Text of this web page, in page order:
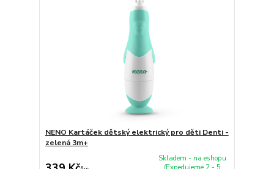
NENO Kartáček dětský elektrický pro děti Denti -
zelená 3m+
Skladem - na eshopu